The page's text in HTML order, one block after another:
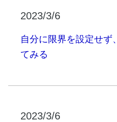
2023/3/6
自分に限界を設定せず
てみる
2023/3/6